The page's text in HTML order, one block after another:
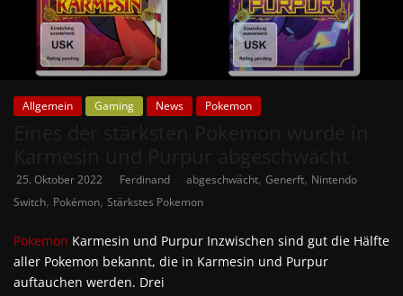
Allgemein Gaming News Pokemon
25. Oktober 2022 Ferdinand abgeschwächt, Generft, Nintendo
Switch, Pokémon, Stärkstes Pokemon
Pokemon Karmesin und Purpur Inzwischen sind gut die Hälfte
aller Pokemon bekannt, die in Karmesin und Purpur
auftauchen werden. Drei